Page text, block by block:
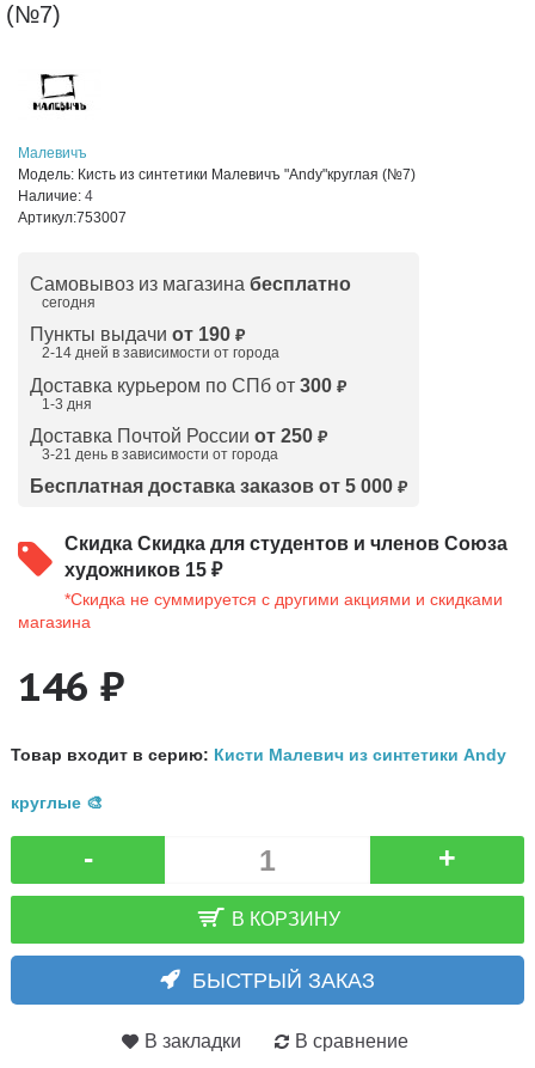
(№7)
Малевичъ
Модель: Кисть из синтетики Малевичъ "Andy"круглая (№7)
Наличие: 4
Артикул:753007
Самовывоз из магазина бесплатно
сегодня
Пункты выдачи от 190 ₽
2-14 дней в зависимости от города
Доставка курьером по СПб от 300 ₽
1-3 дня
Доставка Почтой России от 250 ₽
3-21 день в зависимости от города
Бесплатная доставка заказов от 5 000 ₽
Скидка Скидка для студентов и членов Союза
художников 15 ₽
*Скидка не суммируется с другими акциями и скидками
магазина
146 ₽
Товар входит в серию: Кисти Малевич из синтетики Andy
круглые 🎨
- +
В КОРЗИНУ
БЫСТРЫЙ ЗАКАЗ
В закладки В сравнение